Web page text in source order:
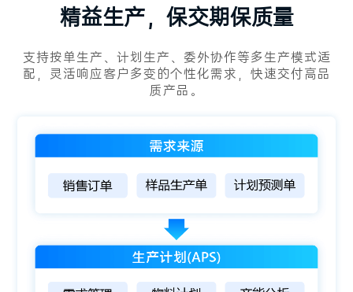
精益生产，保交期保质量
支持按单生产、计划生产、委外协作等多生产模式适
配，灵活响应客户多变的个性化需求，快速交付高品
质产品。